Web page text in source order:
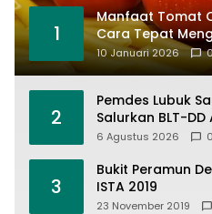
1
Manfaat Tomat
Cara Tepat
10 Januari 2026
2
Pemdes Lubuk
Salurkan BLT-DD
Terima Rp900 Ribu
6 Agustus 2026 0
3
Bukit Peramun
ISTA 2019
23 November 2019